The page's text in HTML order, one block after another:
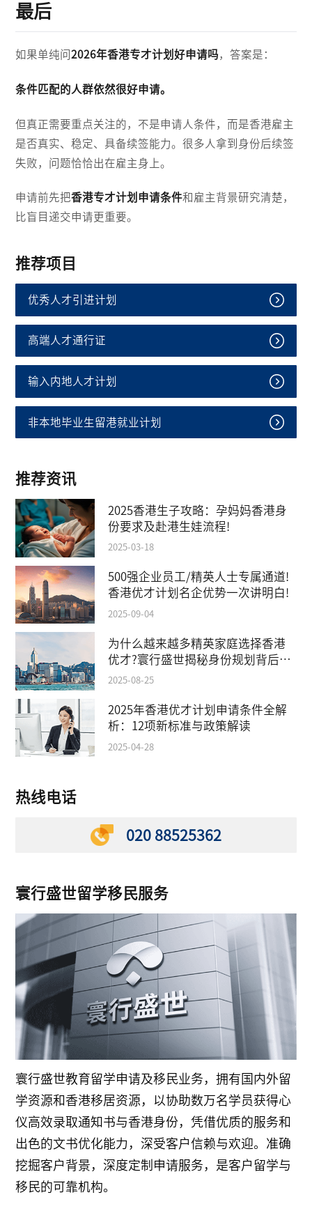
最后
如果单纯问2026年香港专才计划好申请吗，答案是：
条件匹配的人群依然很好申请。
但真正需要重点关注的，不是申请人条件，而是香港雇主
是否真实、稳定、具备续签能力。很多人拿到身份后续签
失败，问题恰恰出在雇主身上。
申请前先把香港专才计划申请条件和雇主背景研究清楚，
比盲目递交申请更重要。
推荐项目
优秀人才引进计划
高端人才通行证
输入内地人才计划
非本地毕业生留港就业计划
推荐资讯
2025香港生子攻略：孕妈妈香港身
份要求及赴港生娃流程!
2025-03-18
500强企业员工/精英人士专属通道!
香港优才计划名企优势一次讲明白!
2025-09-04
为什么越来越多精英家庭选择香港
优才?寰行盛世揭秘身份规划背后的
教育红利
2025-08-25
2025年香港优才计划申请条件全解
析：12项新标准与政策解读
2025-04-28
热线电话
020 88525362
寰行盛世留学移民服务
寰行盛世教育留学申请及移民业务，拥有国内外留
学资源和香港移居资源，以协助数万名学员获得心
仪高效录取通知书与香港身份，凭借优质的服务和
出色的文书优化能力，深受客户信赖与欢迎。准确
挖掘客户背景，深度定制申请服务，是客户留学与
移民的可靠机构。